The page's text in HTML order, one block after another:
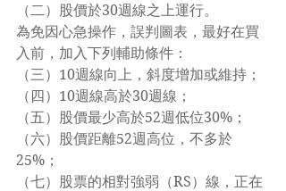
（二）股價於30週線之上運行。
為免因心急操作，誤判圖表，最好在買
入前，加入下列輔助條件：
（三）10週線向上，斜度增加或維持；
（四）10週線高於30週線；
（五）股價最少高於52週低位30%；
（六）股價距離52週高位，不多於
25%；
（七）股票的相對強弱（RS）線，正在